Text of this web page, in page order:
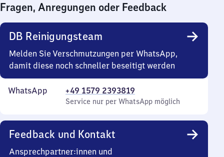
0
Uhr
Fragen, Anregungen oder Feedback
DB Reinigungsteam
Melden Sie Verschmutzungen per WhatsApp,
damit diese noch schneller beseitigt werden
WhatsApp +49 1579 2393819
Service nur per WhatsApp möglich
Feedback und Kontakt
Ansprechpartner:innen und